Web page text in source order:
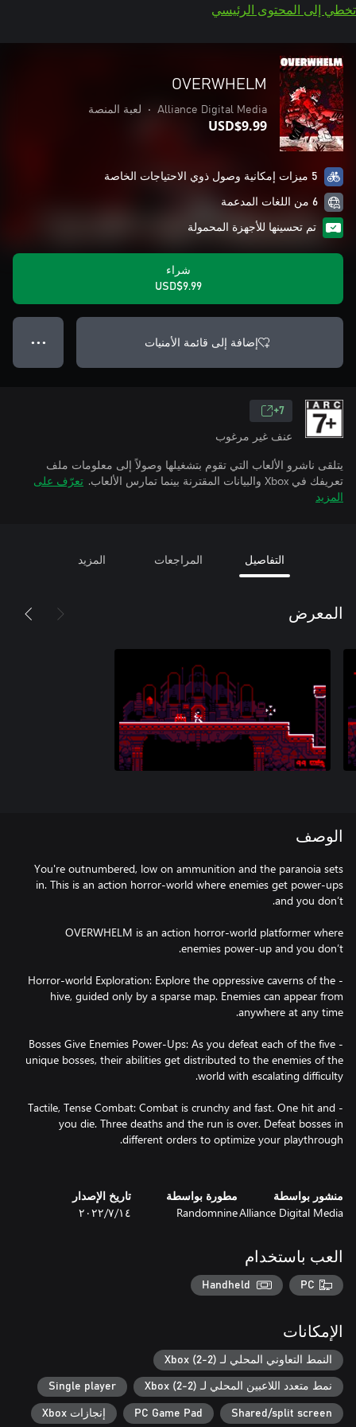
تخطي إلى المحتوى الرئيسي
OVERWHELM
Alliance Digital Media
• لعبة المنصة
USD$9.99
5 ميزات إمكانية وصول ذوي الاحتياجات الخاصة
6 من اللغات المدعمة
تم تحسينها للأجهزة المحمولة
شراء
USD$9.99
إضافة إلى قائمة الأمنيات ● ● ●
7+
عنف غير مرغوب
يتلقى ناشرو الألعاب التي تقوم بتشغيلها وصولاً إلى معلومات ملف
تعريفك في Xbox والبيانات المقترنة بينما تمارس الألعاب.
تعرّف على
المزيد
التفاصيل المراجعات المزيد
المعرض
الوصف
You're outnumbered, low on ammunition and the paranoia sets
in. This is an action horror-world where enemies get power-ups
OVERWHELM is an action horror-world platformer where
- Horror-world Exploration: Explore the oppressive caverns of the
hive, guided only by a sparse map. Enemies can appear from
- Bosses Give Enemies Power-Ups: As you defeat each of the five
unique bosses, their abilities get distributed to the enemies of the
- Tactile, Tense Combat: Combat is crunchy and fast. One hit and
you die. Three deaths and the run is over. Defeat bosses in
منشور بواسطة
Alliance Digital Media
مطورة بواسطة
Randomnine
تاريخ الإصدار
١٤‏/٧‏/٢٠٢٢
العب باستخدام
PC
Handheld
الإمكانات
النمط التعاوني المحلي لـ Xbox (2-2)
نمط متعدد اللاعبين المحلي لـ Xbox (2-2) Single player
Shared/split screen
PC Game Pad إنجازات Xbox